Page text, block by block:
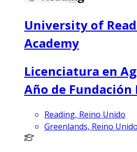
University of
Academy
Licenciatura en
Año de
Reading, Reino Unido
Greenlands, Reino Unido